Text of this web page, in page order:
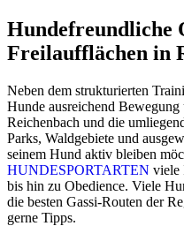
Hundefreundliche
Freilaufflächen in
Neben dem strukturierten
Hunde ausreichend
Reichenbach und die
Parks, Waldgebiete und
seinem Hund aktiv bleiben
HUNDESPORTARTEN viele
bis hin zu Obedience. Viele
die besten Gassi-Routen der
gerne Tipps.